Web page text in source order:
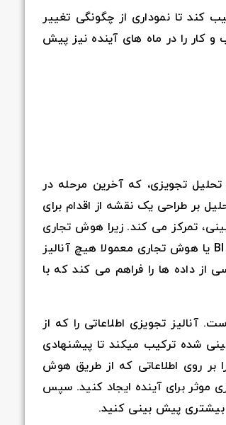
کند تا نموداری از چگونگی تغییر
کار را در ماه های آینده نیز پیش
تجویزی، که آخرین مرحله در
بر طراحی یک نقشه از اقدام برای
تمرکز می کند. زیرا هوش تجاری
عمدتا به شناسایی روند های گذشته و جاری مربوط می شود، رویکرد BI یا هوش تجاری معمولا هیچ آنالیز
داده ها را فراهم می کند که با
آنالیز تجویزی اطلاعاتی را که از
شده ترکیب میکند تا پیشنهادی
بر روی اطلاعاتی که از طریق هوش
موثر برای آینده ایجاد کنید. سپس
بیشتری پیش بینی کنید.